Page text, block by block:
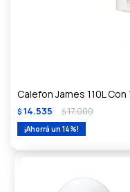
Calefon James 110L
$ 14.535 $17.000
14